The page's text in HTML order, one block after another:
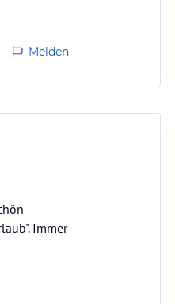
Melden
Immer